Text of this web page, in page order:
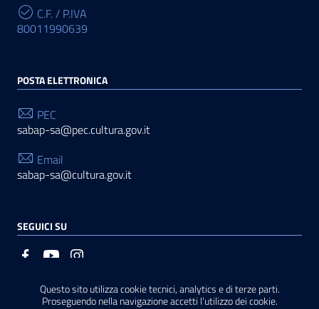
Questo sito utilizza cookie tecnici, analytics e di terze parti.
Proseguendo nella navigazione accetti l’utilizzo dei cookie.
C.F. / P.IVA
80011990639
POSTA ELETTRONICA
PEC
sabap-sa@pec.cultura.gov.it
Email
sabap-sa@cultura.gov.it
SEGUICI SU
Sezione Link Utili
Privacy | Cookie policy | Note legali | Contatti |Basato